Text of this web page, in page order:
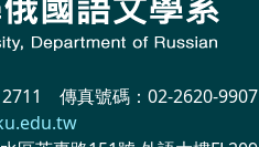
傳真號碼：02-2620-9907